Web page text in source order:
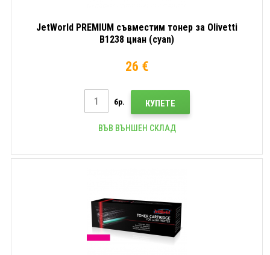
JetWorld PREMIUM съвместим тонер за Olivetti
B1238 циан (cyan)
26 €
бр. КУПЕТЕ
ВЪВ ВЪНШЕН СКЛАД